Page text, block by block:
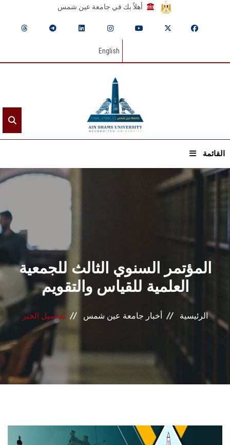
أهلاً بك في جامعة عين شمس
English
القائمة
الرئيسيـة
عن الجامعة
القطاعـات
الشئون الأكاديمية
البحث العلمي
الرعاية الصحية
المراكز والوحدات
الأنظمة الذكية
تواصل معنا
المؤتمر السنوي الثالث للجمعية
العلمية للقياس والتقويم
الرئيسية أخبار جامعة عين شمس تفاصيل الخبر